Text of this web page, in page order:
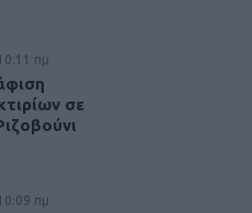
πμ
σε
πμ